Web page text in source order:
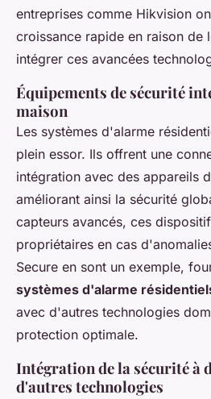
entreprises comme Hikvision
croissance rapide en raison de
intégrer ces avancées
Équipements de sécurité
maison
Les systèmes d'alarme
plein essor. Ils offrent une
intégration avec des appareils
améliorant ainsi la sécurité
capteurs avancés, ces
propriétaires en cas
Secure en sont un exemple,
systèmes d'alarme
avec d'autres technologies
protection optimale.
Intégration de la sécurité à
d'autres technologies